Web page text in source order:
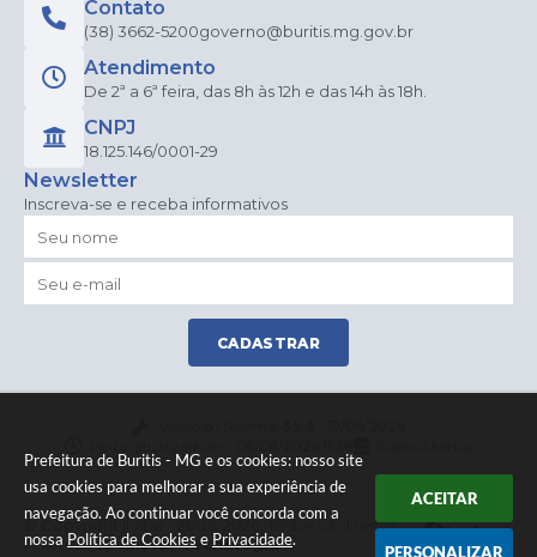
Prefeitura de Buritis - MG e os cookies: nosso site
usa cookies para melhorar a sua experiência de
navegação. Ao continuar você concorda com a
nossa Política de Cookies e Privacidade.
ACEITAR
PERSONALIZAR
Contato
(38) 3662-5200governo@buritis.mg.gov.br
Atendimento
De 2ª a 6ª feira, das 8h às 12h e das 14h às 18h.
CNPJ
18.125.146/0001-29
Newsletter
Inscreva-se e receba informativos
CADASTRAR
© Copyright Instar - 2006-2026. Todos os direitos
reservados -Instar Tecnologia